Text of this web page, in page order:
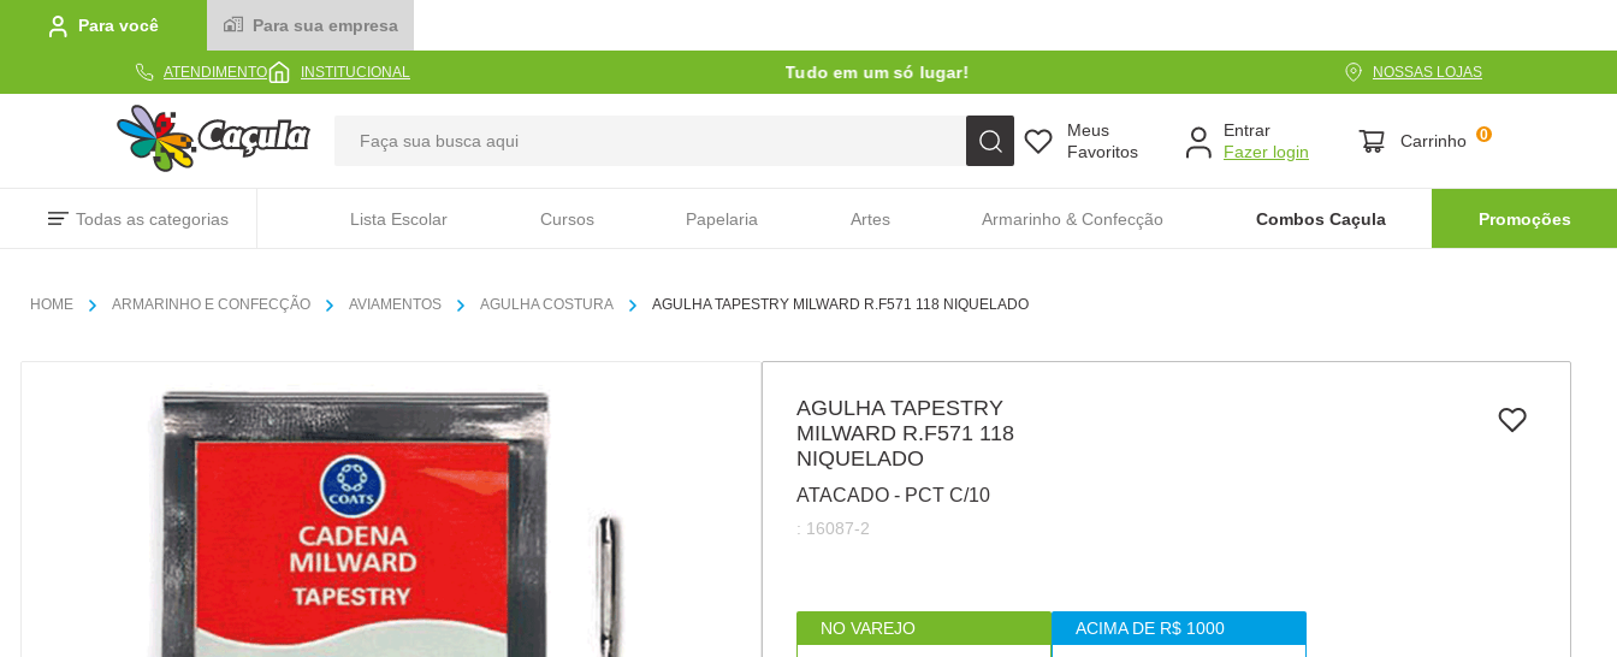
Para você Para sua empresa
ATENDIMENTO INSTITUCIONAL Tudo em um só lugar! NOSSAS LOJAS
Meus
Favoritos
Entrar
Carrinho 0
Todas as categorias Lista Escolar Cursos Papelaria Artes Armarinho & Confecção Combos Caçula Promoções
ARMARINHO E CONFECÇÃO AVIAMENTOS AGULHA COSTURA AGULHA TAPESTRY MILWARD R.F571 118 NIQUELADO
AGULHA TAPESTRY
MILWARD R.F571 118
NIQUELADO
ATACADO - PCT C/10
: 16087-2
NO VAREJO ACIMA DE R$ 1000
TERMOS MAIS BUSCADOS
linha
5 º caixa
pincel
cola
barbante